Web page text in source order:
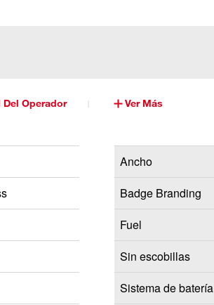
Del Operador Ver Más
Ancho
Badge Branding
Fuel
Sin escobillas
Sistema de batería